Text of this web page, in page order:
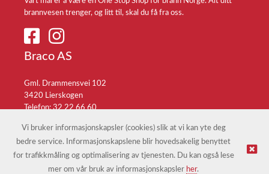
brannvesen trenger, og litt til, skal du få fra oss.
Braco AS
Gml. Drammensvei 102
3420 Lierskogen
Telefon: 32 22 66 60
© Braco AS |Design&implementasjon av Kréatif
Vi bruker informasjonskapsler (cookies) slik at vi kan yte deg
bedre service. Informasjonskapslene blir hovedsakelig benyttet
for trafikkmåling og optimalisering av tjenesten. Du kan også lese
mer om vår bruk av informasjonskapsler her.